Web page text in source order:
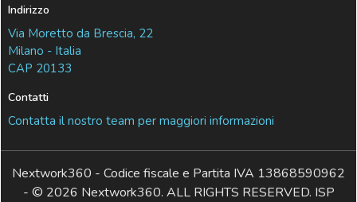
Indirizzo
Via Moretto da Brescia, 22
Milano - Italia
CAP 20133
Contatti
Contatta il nostro team per maggiori informazioni
Nextwork360 - Codice fiscale e Partita IVA 13868590962
- © 2026 Nextwork360. ALL RIGHTS RESERVED. ISP